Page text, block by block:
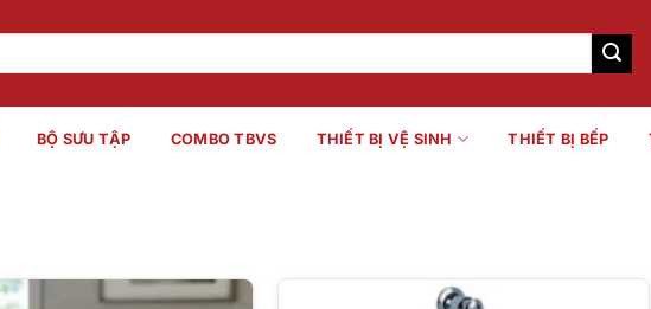
BỘ SƯU TẬP COMBO TBVS THIẾT BỊ VỆ SINH THIẾT BỊ BẾP